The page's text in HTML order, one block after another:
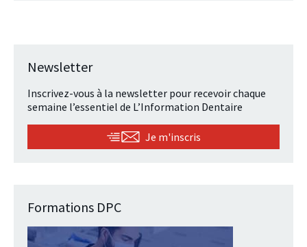
Newsletter
Inscrivez-vous à la newsletter pour recevoir chaque
semaine l’essentiel de L’Information Dentaire
Je m'inscris
Formations DPC